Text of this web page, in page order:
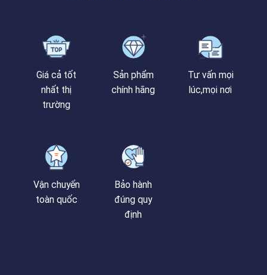
Giá cả tốt
nhất thị
trường
Sản phẩm
chính hãng
Tư vấn mọi
lúc,mọi nơi
Vận chuyển
toàn quốc
Bảo hành
đúng quy
định